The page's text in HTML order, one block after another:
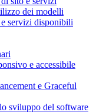
dei modelli
servizi disponibili
e accessibile
e Graceful
sviluppo del software